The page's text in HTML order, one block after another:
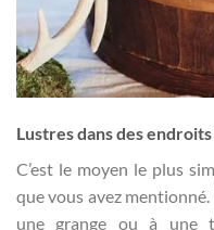
Lustres dans des
C’est le moyen le plus
que vous avez
une grange ou à une